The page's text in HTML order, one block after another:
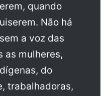
quando
Não há
a voz das
as mulheres,
do
trabalhadoras,